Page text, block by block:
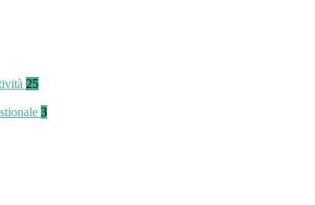
25
3